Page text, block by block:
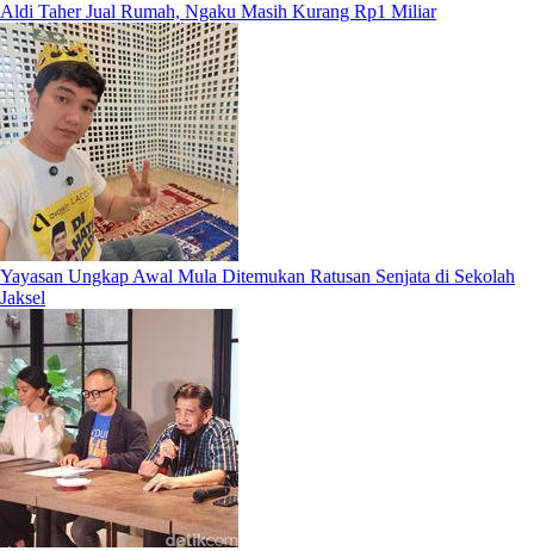
Aldi Taher Jual Rumah, Ngaku Masih Kurang Rp1 Miliar
Yayasan Ungkap Awal Mula Ditemukan Ratusan Senjata di Sekolah
Jaksel